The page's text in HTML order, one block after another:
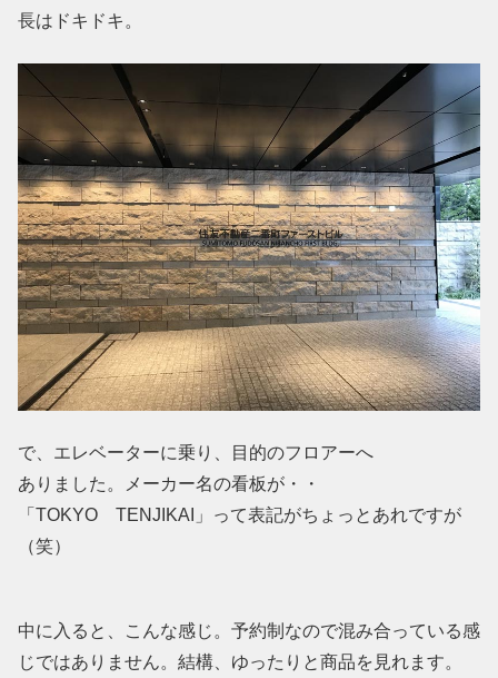
長はドキドキ。
で、エレベーターに乗り、目的のフロアーへ
ありました。メーカー名の看板が・・
「TOKYO TENJIKAI」って表記がちょっとあれですが
（笑）
中に入ると、こんな感じ。予約制なので混み合っている感
じではありません。結構、ゆったりと商品を見れます。